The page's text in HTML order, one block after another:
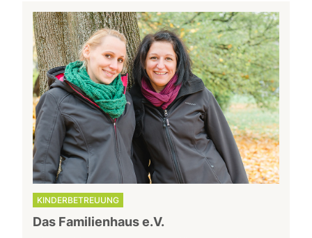
KINDERBETREUUNG
Das Familienhaus e.V.